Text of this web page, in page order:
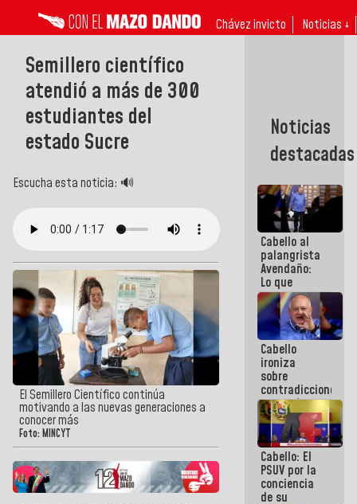
Chávez invicto Noticias ↓
Semillero científico
atendió a más de 300
estudiantes del
estado Sucre
Escucha esta noticia: 🔊
El Semillero Científico continúa
motivando a las nuevas generaciones a
conocer más
Foto: MINCYT
Noticias
destacadas
Cabello al
palangrista
Avendaño:
Lo que
vayas a
escribir
hazlo hoy
por que no
sabemos si
la semana
que viene
hay
programa
Cabello
ironiza
sobre
contradicciones
y mentiras
de María
Machado:
¡Créanle!
Cabello: El
PSUV por la
conciencia
de su